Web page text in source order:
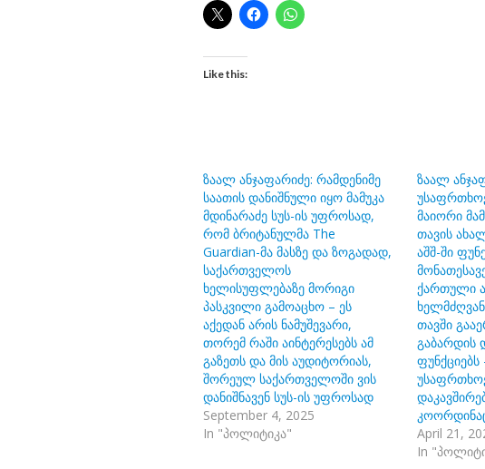
Like this:
ზაალ ანჯაფარიძე: რამდენიმე
საათის დანიშნული იყო მამუკა
მდინარაძე სუს-ის უფროსად,
რომ ბრიტანულმა The
Guardian-მა მასზე და ზოგადად,
საქართველოს
ხელისუფლებაზე მორიგი
პასკვილი გამოაცხო – ეს
აქედან არის ნამუშევარი,
თორემ რაში აინტერესებს ამ
გაზეთს და მის აუდიტორიას,
შორეულ საქართველოში ვის
დანიშნავენ სუს-ის უფროსად
September 4, 2025
In "პოლიტიკა"
ზაალ
მაიორი
თავის
აშშ-ში
ქართული
თავში
გაბარდის
ფუნქციებს
April 21,
In